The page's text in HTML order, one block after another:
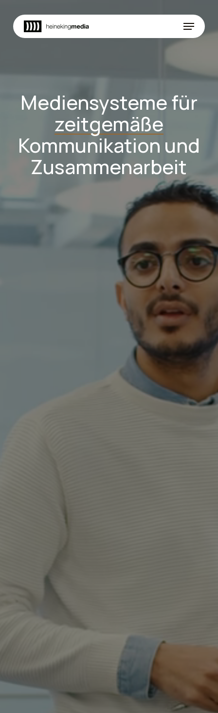
main
Menu
Mediensysteme für
zeitgemäße
Kommunikation und
Zusammenarbeit